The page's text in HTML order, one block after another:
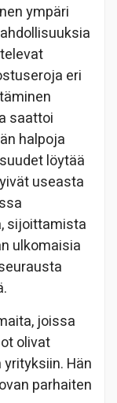
ympäri
eri
saattoi
halpoja
löytää
useasta
sijoittamista
ulkomaisia
joissa
olivat
Hän
parhaiten